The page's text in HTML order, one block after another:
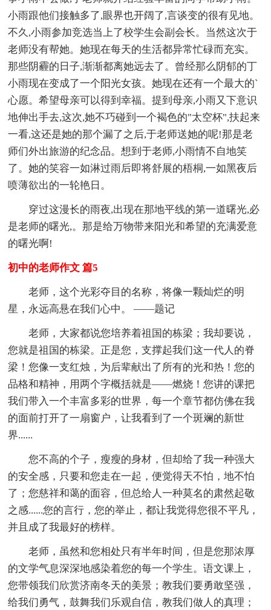
小雨跟他们接触多了,眼界也开阔了,言谈变的很有见地。
不久,小雨参加竞选当上了校学生会副会长。当然这次于
老师没有帮她。她现在每天的生活都异常忙碌而充实。
那些阴霾的日子,渐渐都离她远去了。曾经那么阴郁的丁
小雨现在变成了一个阳光女孩。她现在还有一个最大的`
心愿。希望母亲可以得到幸福。提到母亲,小雨又下意识
地伸出手去,这次,她不巧碰到一个褐色的"太空杯",扶起来
一看,这还是她的那个漏了之后,于老师送她的呢!那是老
师们外出旅游的纪念品。想到于老师,小雨情不自地笑
了。她的笑容一如淋过雨后即将舒展的梧桐,一如黑夜后
喷薄欲出的一轮艳日。
穿过这漫长的雨夜,出现在那地平线的第一道曙光,必
是老师的曙光,。那是给万物带来阳光和希望的充满爱意
的曙光啊!
初中的老师作文 篇5
老师，这个光彩夺目的名称，将像一颗灿烂的明
星，永远高悬在我们心中。 ——题记
老师，大家都说您培养着祖国的栋梁；我却要说，
您就是祖国的栋梁。正是您，支撑起我们这一代人的脊
梁！您像一支红烛，为后辈献出了所有的光和热！您的
品格和精神，用两个字概括就是——燃烧！您讲的课把
我们带入一个丰富多彩的世界，每一个章节都仿佛在我
的面前打开了一扇窗户，让我看到了一个斑斓的新世
界......
您不高的个子，瘦瘦的身材，但却给了我一种强大
的安全感，只要和您走在一起，便觉得天不怕，地不怕
了；您慈祥和蔼的面容，但总给人一种莫名的肃然起敬
之感......您的言行，您的举止，都让我觉得您很不平凡，
并且成了我最好的榜样。
老师，虽然和您相处只有半年时间，但是您那浓厚
的文学气息深深地感染着您的每一个学生。语文课上，
您带领我们欣赏济南冬天的美景；教我们要勇敢坚强，
给我们勇气，鼓舞我们乐观自信，教我们做人的真理；